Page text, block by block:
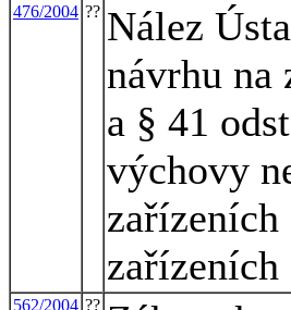
476/2004 ?? Nález
návrhu na
a § 41
výchovy
zařízeních
562/2004 ??